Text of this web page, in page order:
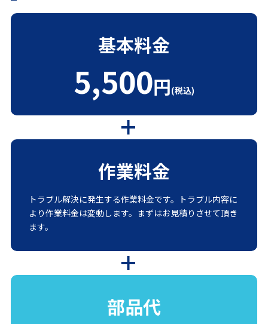
基本料金
5,500円(税込)
作業料金
トラブル解決に発生する作業料金です。トラブル内容に
より作業料金は変動します。まずはお見積りさせて頂き
ます。
部品代